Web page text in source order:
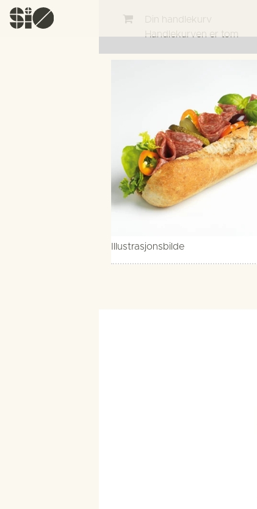
Din handlekurv
Handlekurven er tom
Illustrasjonsbilde